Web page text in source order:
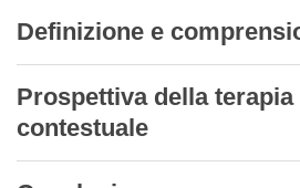
Definizione e
Prospettiva della terapia
contestuale